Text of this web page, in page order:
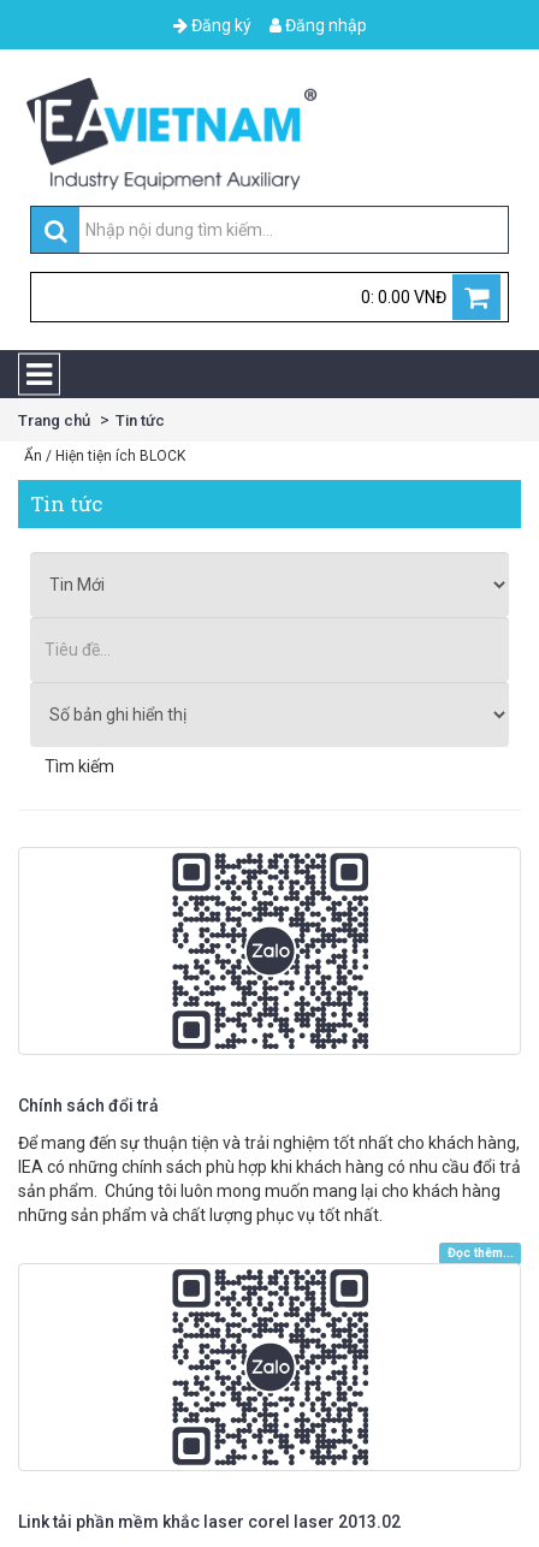
Đăng ký Đăng nhập
0: 0.00 VNĐ
Trang chủ Tin tức
Ẩn / Hiện tiện ích BLOCK
Tin tức
Tìm kiếm
Chính sách đổi trả
Để mang đến sự thuận tiện và trải nghiệm tốt nhất cho khách hàng,
IEA có những chính sách phù hợp khi khách hàng có nhu cầu đổi trả
sản phẩm. Chúng tôi luôn mong muốn mang lại cho khách hàng
những sản phẩm và chất lượng phục vụ tốt nhất.
Đọc thêm...
Link tải phần mềm khắc laser corel laser 2013.02